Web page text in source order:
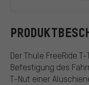
Der Thule FreeRide
Befestigung des
T-Nut einer